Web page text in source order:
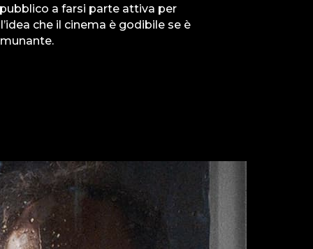
a farsi parte attiva per
che il cinema è godibile se è